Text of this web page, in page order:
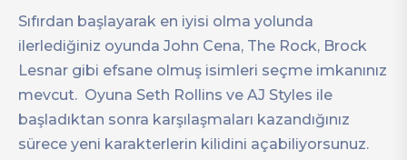
Sıfırdan başlayarak en iyisi olma yolunda
ilerlediğiniz oyunda John Cena, The Rock, Brock
Lesnar gibi efsane olmuş isimleri seçme imkanınız
mevcut. Oyuna Seth Rollins ve AJ Styles ile
başladıktan sonra karşılaşmaları kazandığınız
sürece yeni karakterlerin kilidini açabiliyorsunuz.